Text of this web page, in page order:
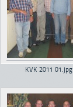
KVK 2011 01.jpg